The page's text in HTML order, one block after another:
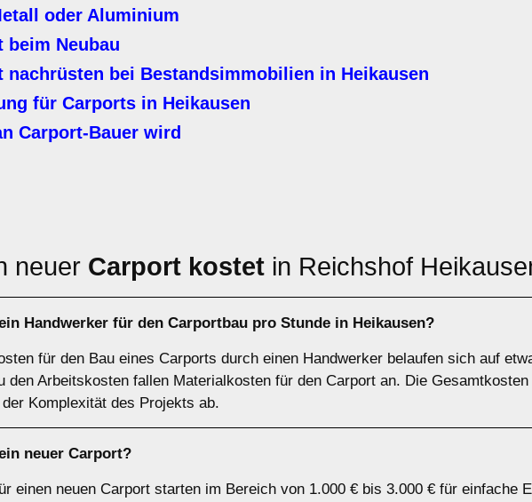
oder Aluminium
beim Neubau
nachrüsten bei Bestandsimmobilien in Heikausen
für Carports in Heikausen
Carport-Bauer wird
neuer Carport kostet in Reichshof
Handwerker für den Carportbau pro Stunde in Heikausen?
für den Bau eines Carports durch einen Handwerker belaufen sich auf
den Arbeitskosten fallen Materialkosten für den Carport an. Die
Komplexität des Projekts ab.
neuer Carport?
einen neuen Carport starten im Bereich von 1.000 € bis 3.000 € für einfache